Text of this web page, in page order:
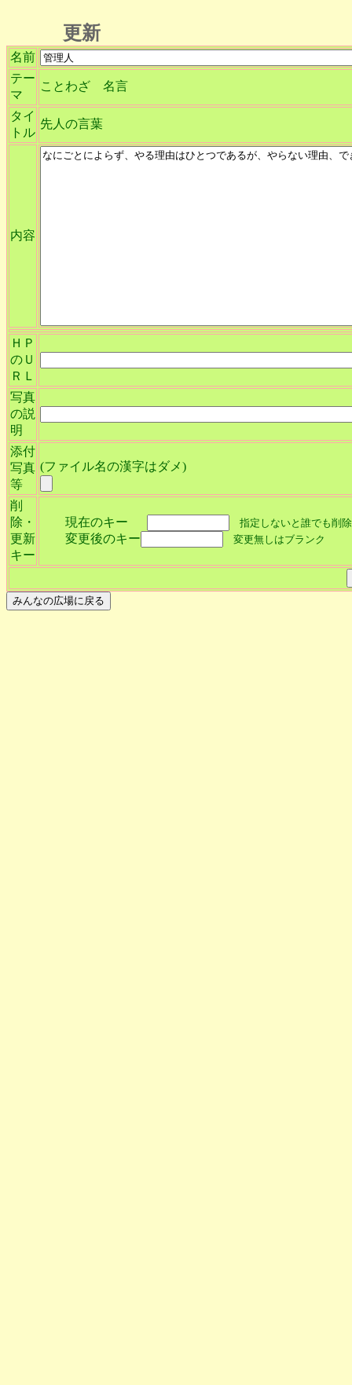
更新
名前
テー
マ
ことわざ 名言
タイ
トル
先人の言葉
内容
ＨＰ
のＵ
ＲＬ
写真
の説
明
添付
写真
等
(ファイル名の漢字はダメ)
削
除・
更新
キー
現在のキー 指定しないと誰でも削
変更後のキー 変更無しはブランク